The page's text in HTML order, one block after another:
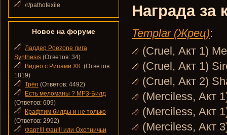
Награда за
Templar (Жрец):
(Cruel, Акт 1)
(Cruel, Акт 1)
(Cruel, Акт 2)
(Merciless, Акт
(Merciless, Акт
(Merciless, Акт
/r/pathofexile
Новое на форуме
Ладдер Poezone лига
Synthesis (Ответов: 34)
Видео с Рипами ХК. (Ответов:
1819)
Трёп (Ответов: 4492)
Есть меломаны ? MP3-Билд
(Ответов: 609)
Крафтим билды и не только
(Ответов: 2992)
Фарт!!! Фан!!! или Охотничьи